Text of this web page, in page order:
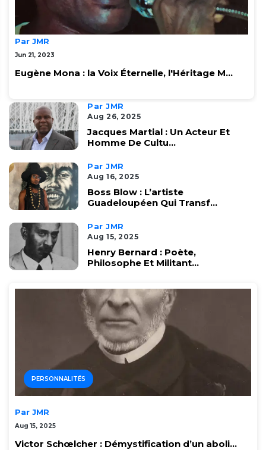
Par JMR
Jun 21, 2023
Eugène Mona : la Voix Éternelle, l'Héritage M...
Par JMR
Aug 26, 2025
Jacques Martial : Un Acteur Et
Homme De Cultu...
Par JMR
Aug 16, 2025
Boss Blow : L’artiste
Guadeloupéen Qui Transf...
Par JMR
Aug 15, 2025
Henry Bernard : Poète,
Philosophe Et Militant...
PERSONNALITÉS
Par JMR
Aug 15, 2025
Victor Schœlcher : Démystification d’un aboli...